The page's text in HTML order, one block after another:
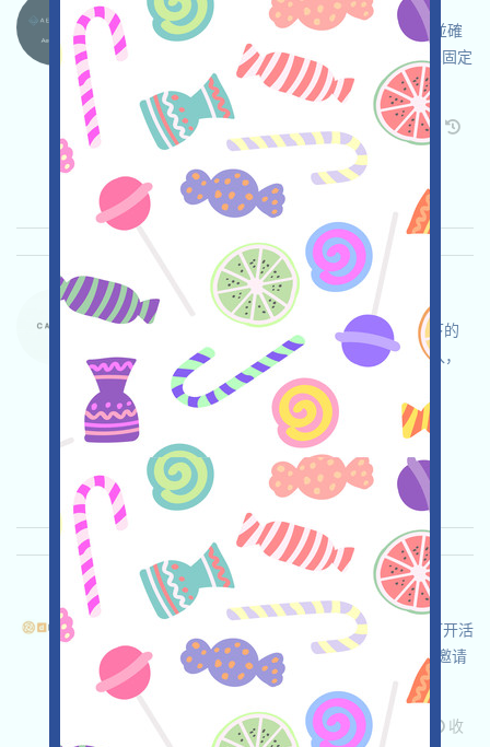
Aeredium.正在空投，打开活动页面，自行儘調並確
保安全，完成各项任务，加入Waitlist獲得10AER固定
獎勵，邀请获得更多！
关联:需申请 ETH/ERC/EVM
邀请
收录时间: 2026/04/20
重要程度:★★★ 3.0 查阅详情
Carte-Waitlist 语言：
Carte正在進行後補名單活動，這是Manifold旗下的
数字收藏卡平台，打开活动页面，使用Gmail登入，
加入Waitlist，邀请获得更多!
关联: 邀请
收录时间:
2026/04/20
重要程度: ★★★ 3.0 查阅详情
DFusion-Pts 语言：
dFusion正在空投，這是一個AI智能網絡項目，打开活
动页面，自行儘調並確保安全，完成各项任务，邀请
获得更多！
关联: ETH/ERC/EVM Mail
收